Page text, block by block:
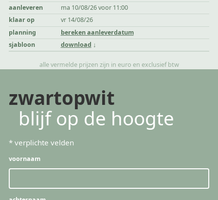
aanleveren
ma 10/08/26 voor 11:00
klaar op
vr 14/08/26
planning
bereken aanleverdatum
sjabloon
download
alle vermelde prijzen zijn in euro en exclusief btw
zwartopwit
blijf op de hoogte
* verplichte velden
voornaam